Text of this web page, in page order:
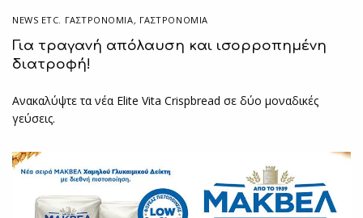
NEWS ETC. ΓΑΣΤΡΟΝΟΜΊΑ, ΓΑΣΤΡΟΝΟΜΙΑ
Για τραγανή απόλαυση και ισορροπημένη
διατροφή!
Ανακαλύψτε τα νέα Elite Vita Crispbread σε δύο μοναδικές
γεύσεις.